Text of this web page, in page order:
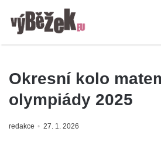
Okresní kolo
olympiády 2025
redakce 27. 1. 2026